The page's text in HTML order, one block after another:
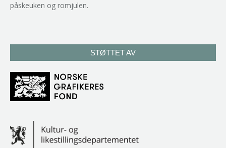
påskeuken og romjulen.
STØTTET AV